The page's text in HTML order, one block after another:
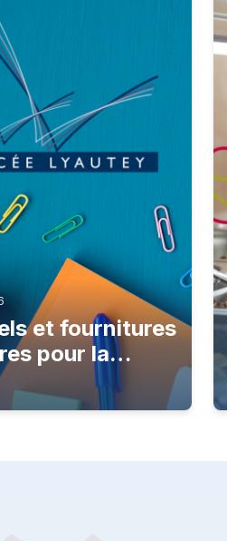
et fournitures
pour la
2026